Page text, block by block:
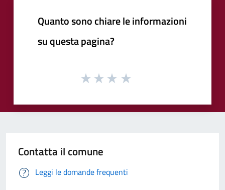
Quanto sono chiare le informazioni
su questa pagina?
Contatta il comune
Leggi le domande frequenti